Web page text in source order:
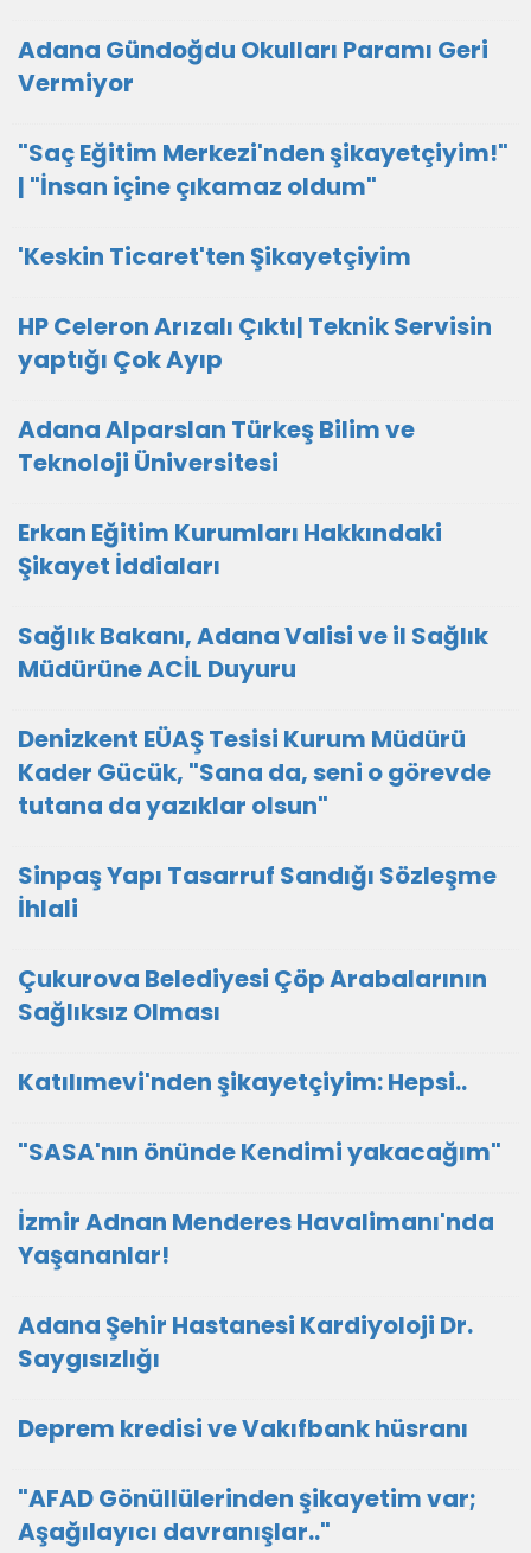
Adana Gündoğdu Okulları Paramı Geri
Vermiyor
"Saç Eğitim Merkezi'nden şikayetçiyim!"
| "İnsan içine çıkamaz oldum"
'Keskin Ticaret'ten Şikayetçiyim
HP Celeron Arızalı Çıktı| Teknik Servisin
yaptığı Çok Ayıp
Adana Alparslan Türkeş Bilim ve
Teknoloji Üniversitesi
Erkan Eğitim Kurumları Hakkındaki
Şikayet İddiaları
Sağlık Bakanı, Adana Valisi ve il Sağlık
Müdürüne ACİL Duyuru
Denizkent EÜAŞ Tesisi Kurum Müdürü
Kader Gücük, "Sana da, seni o görevde
tutana da yazıklar olsun"
Sinpaş Yapı Tasarruf Sandığı Sözleşme
İhlali
Çukurova Belediyesi Çöp Arabalarının
Sağlıksız Olması
Katılımevi'nden şikayetçiyim: Hepsi..
"SASA'nın önünde Kendimi yakacağım"
İzmir Adnan Menderes Havalimanı'nda
Yaşananlar!
Adana Şehir Hastanesi Kardiyoloji Dr.
Saygısızlığı
Deprem kredisi ve Vakıfbank hüsranı
"AFAD Gönüllülerinden şikayetim var;
Aşağılayıcı davranışlar.."